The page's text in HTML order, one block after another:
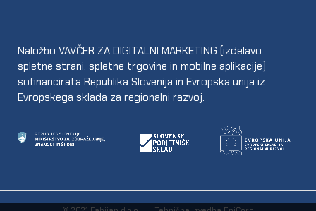
Naložbo VAVČER ZA DIGITALNI MARKETING (izdelavo
spletne strani, spletne trgovine in mobilne aplikacije)
sofinancirata Republika Slovenija in Evropska unija iz
Evropskega sklada za regionalni razvoj.